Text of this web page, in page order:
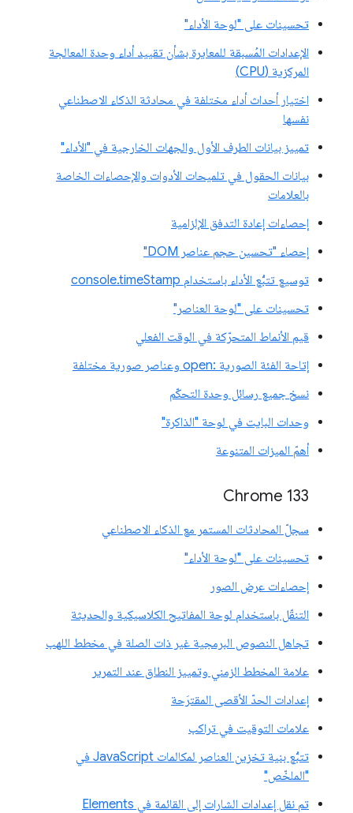
تحسينات على "لوحة الأداء"
الإعدادات المُسبقة للمعايرة بشأن تقييد أداء وحدة المعالجة
المركزية (CPU)
اختيار أحداث أداء مختلفة في محادثة الذكاء الاصطناعي
نفسها
تمييز بيانات الطرف الأول والجهات الخارجية في "الأداء"
بيانات الحقول في تلميحات الأدوات والإحصاءات الخاصة
بالعلامات
إحصاءات إعادة التدفق الإلزامية
إحصاء "تحسين حجم عناصر DOM"
توسيع تتبُّع الأداء باستخدام console.timeStamp
تحسينات على "لوحة العناصر"
قيم الأنماط المتحرّكة في الوقت الفعلي
إتاحة الفئة الصورية :open وعناصر صورية مختلفة
نسخ جميع رسائل وحدة التحكّم
وحدات البايت في لوحة "الذاكرة"
أهمّ الميزات المتنوعة
‫Chrome 133
سجلّ المحادثات المستمر مع الذكاء الاصطناعي
تحسينات على "لوحة الأداء"
إحصاءات عرض الصور
التنقّل باستخدام لوحة المفاتيح الكلاسيكية والحديثة
تجاهل النصوص البرمجية غير ذات الصلة في مخطط اللهب
علامة المخطط الزمني وتمييز النطاق عند التمرير
إعدادات الحدّ الأقصى المقترَحة
علامات التوقيت في تراكب
تتبُّع بنية تخزين العناصر لمكالمات JavaScript في
"الملخّص"
تم نقل إعدادات الشارات إلى القائمة في Elements